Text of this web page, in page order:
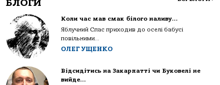
БЛОГИ
Коли час мав смак білого наливу…
Яблучний Спас приходив до оселі бабусі
повільними...
ОЛЕГ УЩЕНКО
Відсидітись на Закарпатті чи Буковелі не
вийде…